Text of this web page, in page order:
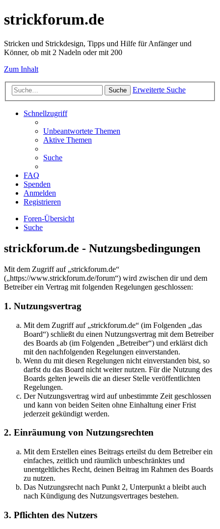
strickforum.de
Stricken und Strickdesign, Tipps und Hilfe für Anfänger und
Könner, ob mit 2 Nadeln oder mit 200
Zum Inhalt
Suche Erweiterte Suche
Schnellzugriff
Unbeantwortete Themen
Aktive Themen
Suche
FAQ
Spenden
Anmelden
Registrieren
Foren-Übersicht
Suche
strickforum.de - Nutzungsbedingungen
Mit dem Zugriff auf „strickforum.de“
(„https://www.strickforum.de/forum“) wird zwischen dir und dem
Betreiber ein Vertrag mit folgenden Regelungen geschlossen:
1. Nutzungsvertrag
Mit dem Zugriff auf „strickforum.de“ (im Folgenden „das
Board“) schließt du einen Nutzungsvertrag mit dem Betreiber
des Boards ab (im Folgenden „Betreiber“) und erklärst dich
mit den nachfolgenden Regelungen einverstanden.
Wenn du mit diesen Regelungen nicht einverstanden bist, so
darfst du das Board nicht weiter nutzen. Für die Nutzung des
Boards gelten jeweils die an dieser Stelle veröffentlichten
Regelungen.
Der Nutzungsvertrag wird auf unbestimmte Zeit geschlossen
und kann von beiden Seiten ohne Einhaltung einer Frist
jederzeit gekündigt werden.
2. Einräumung von Nutzungsrechten
Mit dem Erstellen eines Beitrags erteilst du dem Betreiber ein
einfaches, zeitlich und räumlich unbeschränktes und
unentgeltliches Recht, deinen Beitrag im Rahmen des Boards
zu nutzen.
Das Nutzungsrecht nach Punkt 2, Unterpunkt a bleibt auch
nach Kündigung des Nutzungsvertrages bestehen.
3. Pflichten des Nutzers